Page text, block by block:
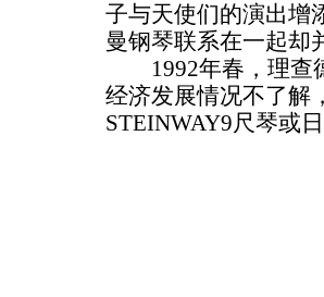
子与天使们的演出增
曼钢琴联系在一起却
1992年春，理查德
经济发展情况不了解
STEINWAY9尺琴或